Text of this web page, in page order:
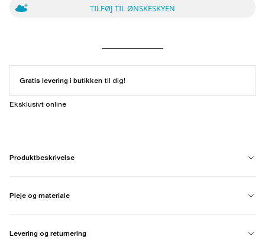
TILFØJ TIL ØNSKESKYEN
Gratis levering i butikken til dig!
Eksklusivt online
Produktbeskrivelse
Pleje og materiale
Levering og returnering